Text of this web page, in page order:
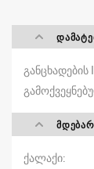
განცხადების
ქალაქი